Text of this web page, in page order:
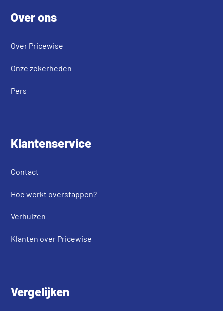
Over ons
Over Pricewise
Onze zekerheden
Pers
Klantenservice
Contact
Hoe werkt overstappen?
Verhuizen
Klanten over Pricewise
Vergelijken